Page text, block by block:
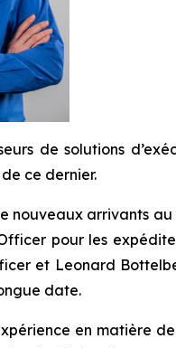
de solutions
ce dernier.
arrivants
pour les
et Leonard
date.
en matière